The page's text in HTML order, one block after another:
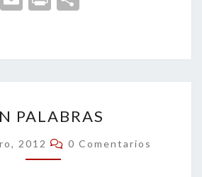
l
p
ar
tir
PALABRAS
PALABRAS
2012 Comentarios
0 Comentarios